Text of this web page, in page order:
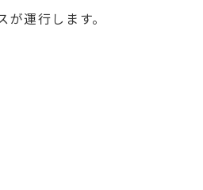
運行します。